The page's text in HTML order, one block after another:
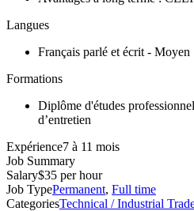
Langues
Français parlé et écrit - Moyen
Formations
Diplôme d'études
d’entretien
Expérience7 à 11 mois
Job Summary
Salary$35 per hour
Job TypePermanent, Full time
CategoriesTechnical / Industrial